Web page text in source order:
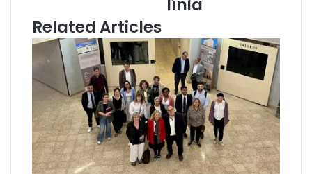
A
a
c
a
C
n
ò
i
m
s
d
e
f
línia
Related Articles